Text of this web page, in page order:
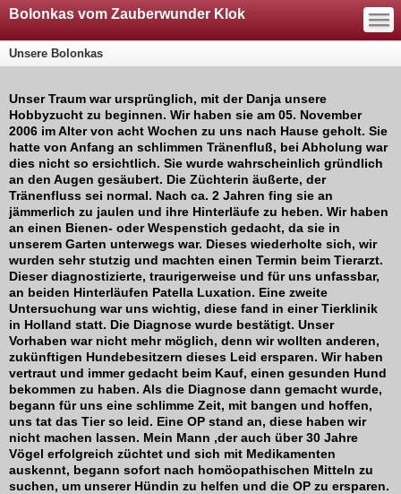
Bolonkas vom Zauberwunder Klok —
—
—
Unsere Bolonkas
Unser Traum war ursprünglich, mit der Danja unsere
Hobbyzucht zu beginnen. Wir haben sie am 05. November
2006 im Alter von acht Wochen zu uns nach Hause geholt. Sie
hatte von Anfang an schlimmen Tränenfluß, bei Abholung war
dies nicht so ersichtlich. Sie wurde wahrscheinlich gründlich
an den Augen gesäubert. Die Züchterin äußerte, der
Tränenfluss sei normal. Nach ca. 2 Jahren fing sie an
jämmerlich zu jaulen und ihre Hinterläufe zu heben. Wir haben
an einen Bienen- oder Wespenstich gedacht, da sie in
unserem Garten unterwegs war. Dieses wiederholte sich, wir
wurden sehr stutzig und machten einen Termin beim Tierarzt.
Dieser diagnostizierte, traurigerweise und für uns unfassbar,
an beiden Hinterläufen Patella Luxation. Eine zweite
Untersuchung war uns wichtig, diese fand in einer Tierklinik
in Holland statt. Die Diagnose wurde bestätigt. Unser
Vorhaben war nicht mehr möglich, denn wir wollten anderen,
zukünftigen Hundebesitzern dieses Leid ersparen. Wir haben
vertraut und immer gedacht beim Kauf, einen gesunden Hund
bekommen zu haben. Als die Diagnose dann gemacht wurde,
begann für uns eine schlimme Zeit, mit bangen und hoffen,
uns tat das Tier so leid. Eine OP stand an, diese haben wir
nicht machen lassen. Mein Mann ,der auch über 30 Jahre
Vögel erfolgreich züchtet und sich mit Medikamenten
auskennt, begann sofort nach homöopathischen Mitteln zu
suchen, um unserer Hündin zu helfen und die OP zu ersparen.